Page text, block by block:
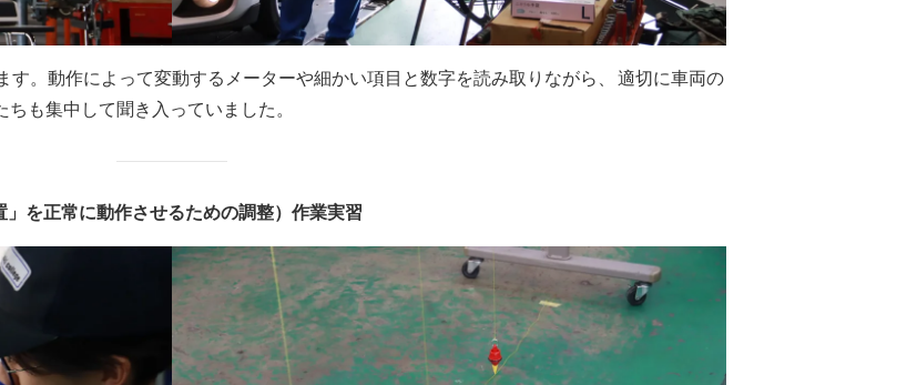
す。動作によって変動するメーターや細かい項目と数字を読み取りながら、
適切に車両の
ちも集中して聞き入っていました。
を正常に動作させるための調整）作業実習